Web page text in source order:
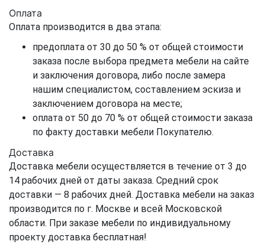
Оплата
Оплата производится в два этапа:
предоплата от 30 до 50 % от общей стоимости
заказа после выбора предмета мебели на сайте
и заключения договора, либо после замера
нашим специалистом, составлением эскиза и
заключением договора на месте;
оплата от 50 до 70 % от общей стоимости заказа
по факту доставки мебели Покупателю.
Доставка
Доставка мебели осуществляется в течение от 3 до
14 рабочих дней от даты заказа. Средний срок
доставки — 8 рабочих дней. Доставка мебели на заказ
производится по г. Москве и всей Московской
области. При заказе мебели по индивидуальному
проекту доставка бесплатная!